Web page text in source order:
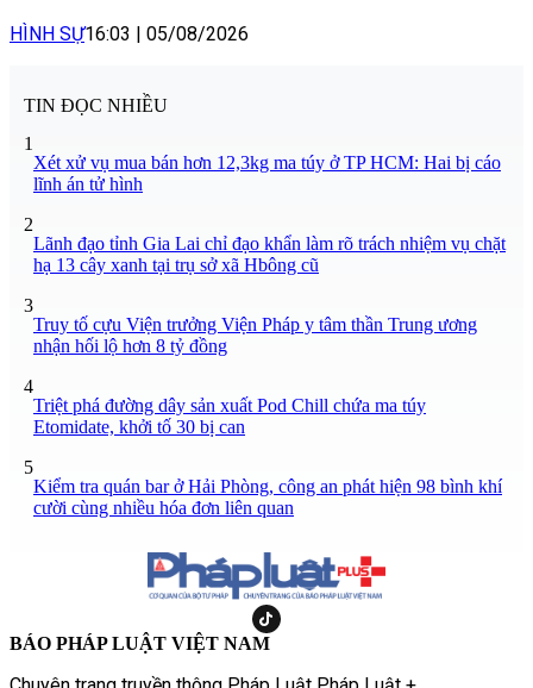
HÌNH SỰ16:03 | 05/08/2026
TIN ĐỌC NHIỀU
1
Xét xử vụ mua bán hơn 12,3kg ma túy ở TP HCM: Hai bị cáo
lĩnh án tử hình
2
Lãnh đạo tỉnh Gia Lai chỉ đạo khẩn làm rõ trách nhiệm vụ chặt
hạ 13 cây xanh tại trụ sở xã Hbông cũ
3
Truy tố cựu Viện trưởng Viện Pháp y tâm thần Trung ương
nhận hối lộ hơn 8 tỷ đồng
4
Triệt phá đường dây sản xuất Pod Chill chứa ma túy
Etomidate, khởi tố 30 bị can
5
Kiểm tra quán bar ở Hải Phòng, công an phát hiện 98 bình khí
cười cùng nhiều hóa đơn liên quan
BÁO PHÁP LUẬT VIỆT NAM